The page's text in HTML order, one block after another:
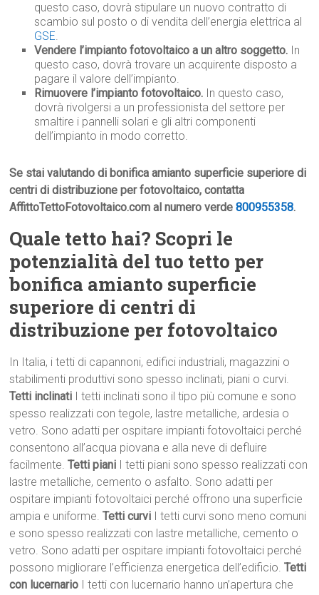
questo caso, dovrà stipulare un nuovo contratto di
scambio sul posto o di vendita dell’energia elettrica al
GSE.
Vendere l’impianto fotovoltaico a un altro soggetto. In
questo caso, dovrà trovare un acquirente disposto a
pagare il valore dell’impianto.
Rimuovere l’impianto fotovoltaico. In questo caso,
dovrà rivolgersi a un professionista del settore per
smaltire i pannelli solari e gli altri componenti
dell’impianto in modo corretto.
Se stai valutando di bonifica amianto superficie superiore di
centri di distribuzione per fotovoltaico, contatta
AffittoTettoFotovoltaico.com al numero verde800955358.
Quale tetto hai? Scopri le
potenzialità del tuo tetto per
bonifica amianto superficie
superiore di centri di
distribuzione per fotovoltaico
In Italia, i tetti di capannoni, edifici industriali, magazzini o
stabilimenti produttivi sono spesso inclinati, piani o curvi.
Tetti inclinati I tetti inclinati sono il tipo più comune e sono
spesso realizzati con tegole, lastre metalliche, ardesia o
vetro. Sono adatti per ospitare impianti fotovoltaici perché
consentono all’acqua piovana e alla neve di defluire
facilmente.Tetti piani I tetti piani sono spesso realizzati con
lastre metalliche, cemento o asfalto. Sono adatti per
ospitare impianti fotovoltaici perché offrono una superficie
ampia e uniforme.Tetti curvi I tetti curvi sono meno comuni
e sono spesso realizzati con lastre metalliche, cemento o
vetro. Sono adatti per ospitare impianti fotovoltaici perché
possono migliorare l’efficienza energetica dell’edificio.Tetti
con lucernario I tetti con lucernario hanno un’apertura che